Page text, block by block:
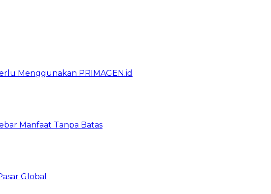
Menggunakan PRIMAGEN.id
Manfaat Tanpa Batas
Global